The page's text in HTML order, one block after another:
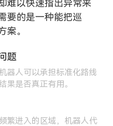
难以快速指出异常来
要的是一种能把巡
。
题
器人可以承担标准化路线
果是否真正有用。
繁进入的区域，机器人代